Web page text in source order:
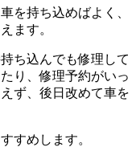
を持ち込めばよく、
ます。
ち込んでも修理して
り、修理予約がいっ
ず、後日改めて車を
すめします。